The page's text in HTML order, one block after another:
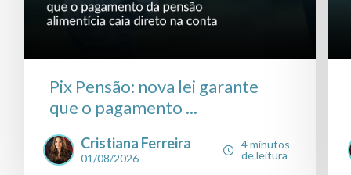
Pix Pensão: nova lei garante
que o pagamento ...
Cristiana Ferreira
01/08/2026
4 minutos
de leitura